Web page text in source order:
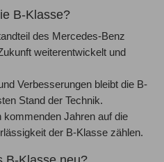
B-Klasse?
des Mercedes-Benz
weiterentwickelt und
Verbesserungen bleibt die B-
Stand der Technik.
kommenden Jahren auf die
der B-Klasse zählen.